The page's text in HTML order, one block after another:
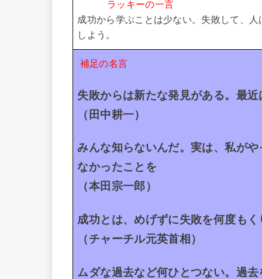
ラッキーの一言
成功から学ぶことは少ない。 失敗して、人
しよう。
補足の名言
失敗からは新たな発見がある。最
（田中耕一）
みんな知らないんだ。実は、私が
なかったことを
（本田宗一郎）
成功とは、めげずに失敗を何度も
（チャーチル元英首相）
ムダな過去など何ひとつない。過